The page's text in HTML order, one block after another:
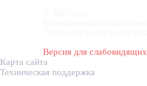
Версия для слабовидящих
Карта сайта
Техническая поддержка